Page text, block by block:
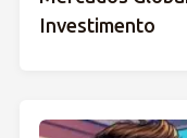
Investimento